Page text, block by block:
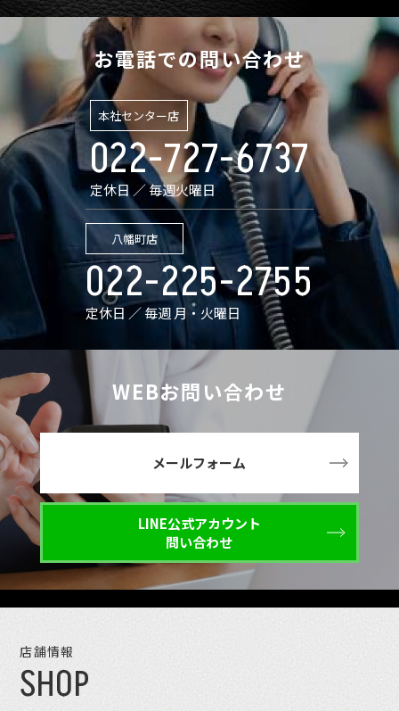
お電話での問い合わせ
本社センター店
022-727-6737
定休日 ／ 毎週火曜日
八幡町店
022-225-2755
定休日 ／ 毎週 月・火曜日
WEBお問い合わせ
メールフォーム
LINE公式アカウント
問い合わせ
店舗情報
SHOP